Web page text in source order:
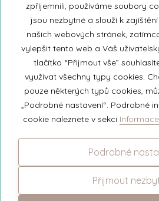
© 2026
+420 571
Facebook
Instagram
zpříjemnili, používáme soubory
jsou nezbytné a slouží k
našich webových stránek,
vylepšit tento web a Váš
tlačítko “Přijmout vše”
využívat všechny typy cookies.
pouze některých typů cookies,
„Podrobné nastavení“. Podrobné
cookie naleznete v sekci
Podrobné
Přijmout